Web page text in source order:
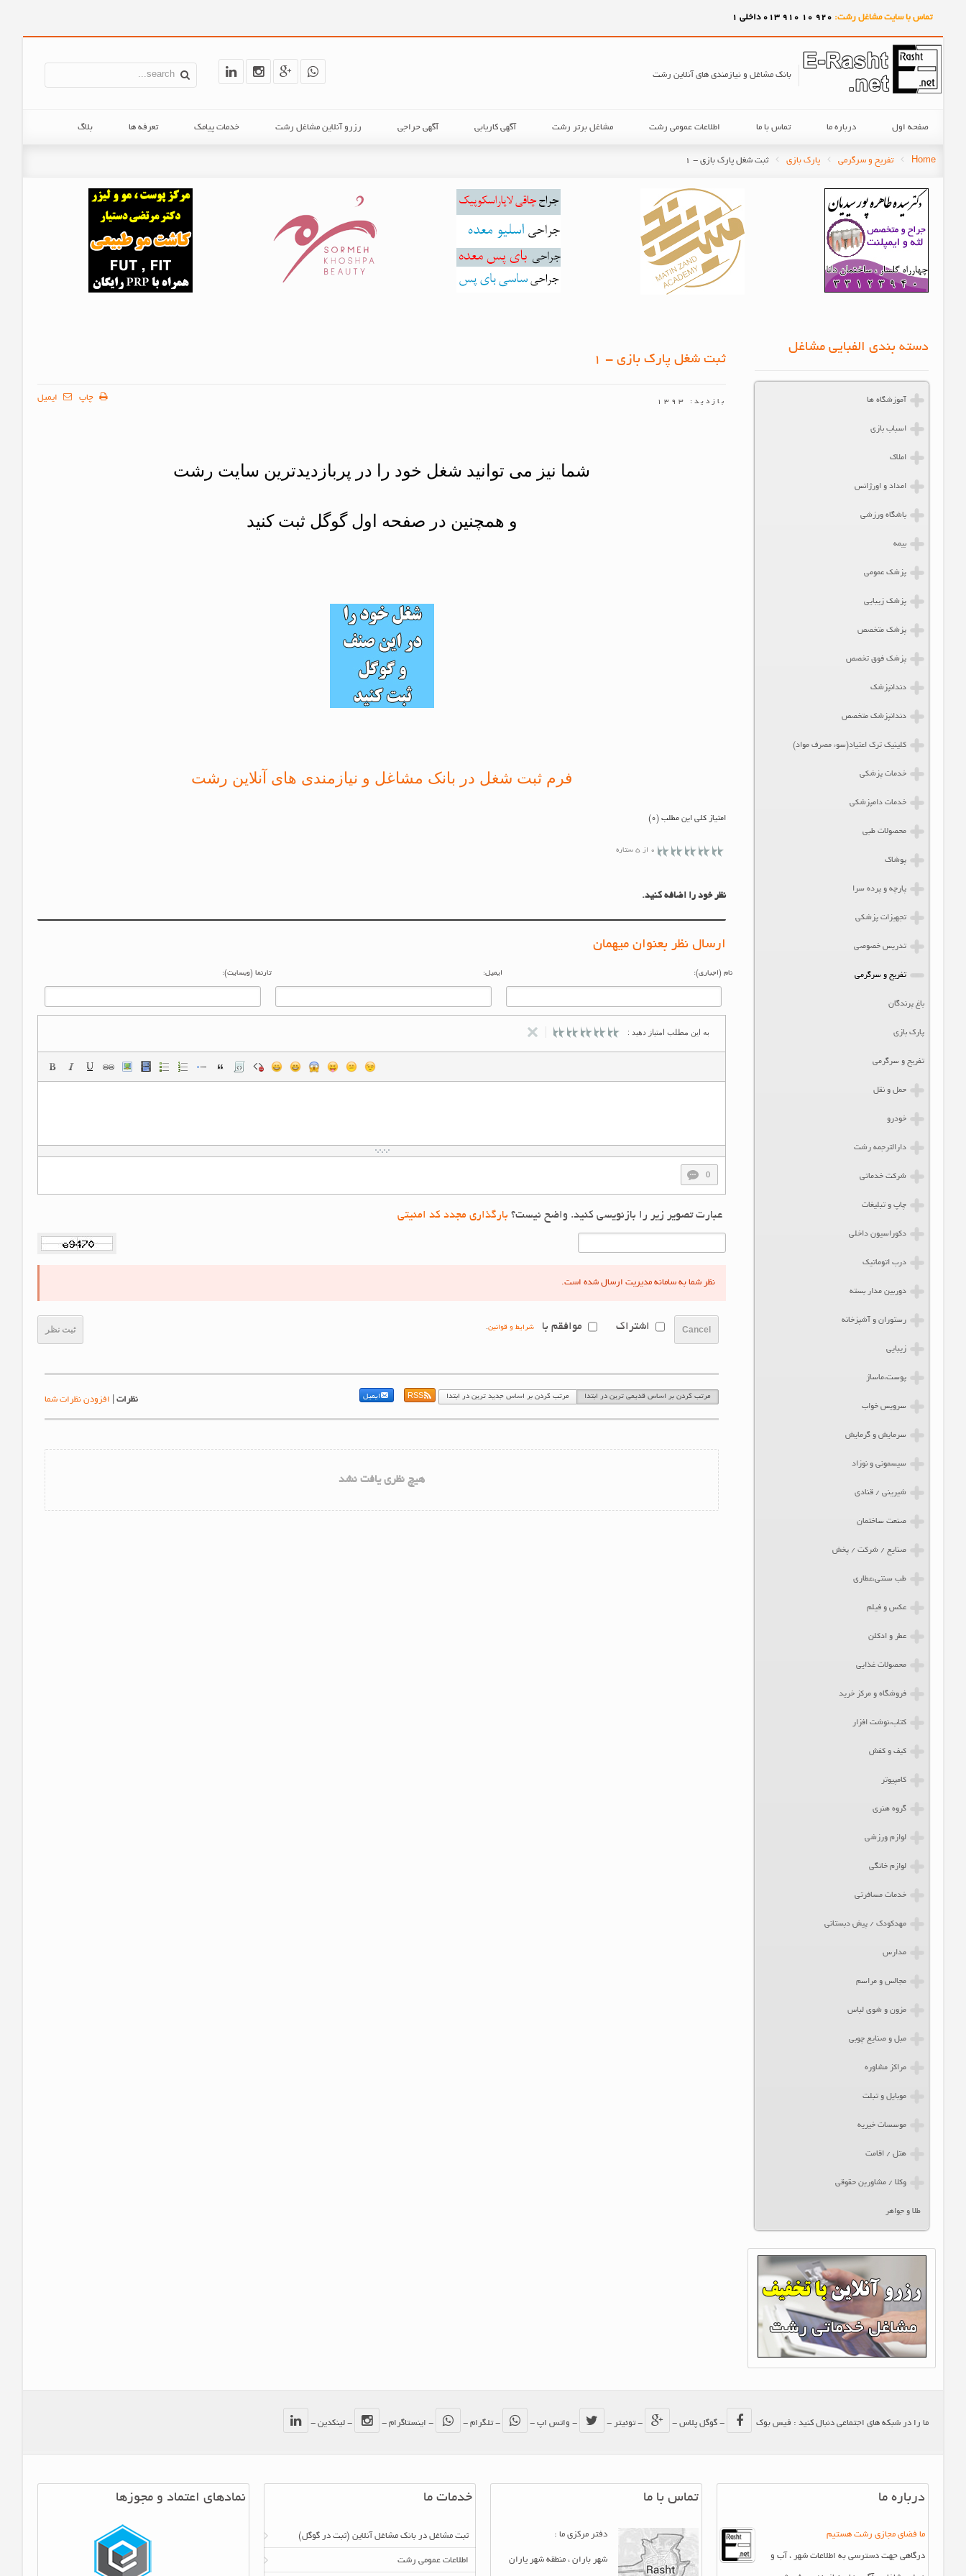
تماس با سایت مشاغل رشت: 920
10
910 013 داخلی 1
بانک مشاغل و نیازمندی های آنلاین رشت
صفحه اول درباره ما تماس با ما اطلاعات عمومی رشت مشاغل برتر رشت آگهی کاریابی آگهی حراجی رزرو آنلاین مشاغل رشت خدمات پیامک تعرفه ها بلاگ
Home تفریح و سرگرمی پارک بازی ثبت شغل پارک بازی - 1
ثبت شغل پارک بازی - 1
ایمیل چاپ بازدید: 1393
شما نیز می توانید شغل خود را در پربازدیدترین سایت رشت
و همچنین در صفحه اول گوگل ثبت کنید
فرم ثبت شغل در بانک مشاغل و نیازمندی های آنلاین رشت
امتیاز کلی این مطلب (0)
0 از 5 ستاره
نظر خود را اضافه کنید.
ارسال نظر بعنوان میهمان
نام (اجباری): ایمیل: تارنما (وبسایت):
به این مطلب امتیاز دهید :
0
عبارت تصویر زیر را بازنویسی کنید. واضح نیست؟ بارگذاری مجدد کد امنیتی
نظر شما به سامانه مدیریت ارسال شده است.
ثبت نظر Cancel اشتراک موافقم با شرایط و قوانین.
نظرات افزودن نظرات شما مرتب کردن بر اساس قدیمی ترین در ابتدا مرتب کردن بر اساس جدید ترین در ابتدا ایمیل RSS
هیچ نظری یافت نشد
دسته بندی الفبایی مشاغل
آموزشگاه ها
اسباب بازی
املاک
امداد و اورژانس
باشگاه ورزشی
بیمه
پزشک عمومی
پزشک زیبایی
پزشک متخصص
پزشک فوق تخصص
دندانپزشک
دندانپزشک متخصص
کلینیک ترک اعتیاد(سوء مصرف مواد)
خدمات پزشکی
خدمات دامپزشکی
محصولات طبی
پوشاک
پارچه و پرده سرا
تجهیزات پزشکی
تدریس خصوصی
تفریح و سرگرمی
باغ پرندگان
پارک بازی
تفریح و سرگرمی
حمل و نقل
خودرو
دارالترجمه رشت
شرکت خدماتی
چاپ و تبلیغات
دکوراسیون داخلی
درب اتوماتیک
دوربین مدار بسته
رستوران و آشپزخانه
زیبایی
پوست،ماساژ
سرویس خواب
سرمایش و گرمایش
سیسمونی و نوزاد
شیرینی / قنادی
صنعت ساختمان
صنایع / شرکت / پخش
طب سنتی،عطاری
عکس و فیلم
عطر و ادکلن
محصولات غذایی
فروشگاه و مرکز خرید
کتاب،نوشت افزار
کیف و کفش
کامپیوتر
گروه هنری
لوازم ورزشی
لوازم خانگی
خدمات مسافرتی
مهدکودک / پیش دبستانی
مدارس
مجالس و مراسم
مزون و شوی لباس
مبل و صنایع چوبی
مراکز مشاوره
موبایل و تبلت
موسسات خیریه
هتل / اقامت
وکلا / مشاورین حقوقی
طلا و جواهر
ما را در شبکه های اجتماعی دنبال کنید : فیس بوک - گوگل پلاس - - توئیتر - - واتس اپ - - تلگرام - - اینستاگرام - - لینکدین -
درباره ما
ما فضای مجازی رشت هستیم
درگاهی جهت دسترسی به اطلاعات شهر ، آب و
تماس با ما
دفتر مرکزی ما :
شهر باران ، منطقه شهر یاران
خدمات ما
ثبت مشاغل در بانک مشاغل آنلاین (ثبت در گوگل)
اطلاعات عمومی رشت
نمادهای اعتماد و مجوزها